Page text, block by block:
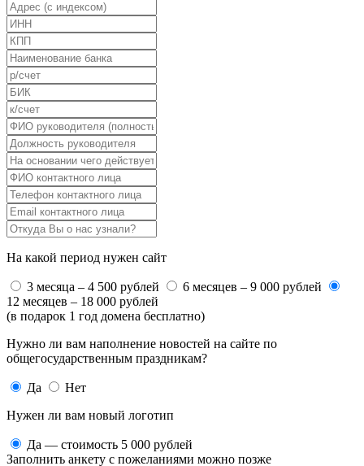
На какой период нужен сайт
3 месяца – 4 500 рублей
6 месяцев – 9 000 рублей
12 месяцев – 18 000 рублей
(в подарок 1 год домена бесплатно)
Нужно ли вам наполнение новостей на сайте по
общегосударственным праздникам?
Да
Нет
Нужен ли вам новый логотип
Да — стоимость 5 000 рублей
Заполнить анкету с пожеланиями можно позже